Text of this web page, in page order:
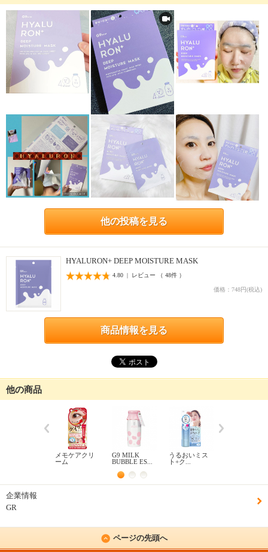
他の投稿を見る
HYALURON+ DEEP MOISTURE MASK
4.80 | レビュー （ 48件 ）
価格：748円(税込)
商品情報を見る
他の商品
メモケアクリ
ーム
G9 MILK
BUBBLE ES...
うるおいミス
ト+ク...
企業情報
GR
ページの先頭へ